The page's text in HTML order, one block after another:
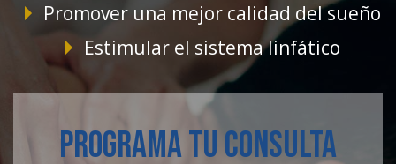
Promover una mejor calidad del sueño
Estimular el sistema linfático
PROGRAMA TU CONSULTA